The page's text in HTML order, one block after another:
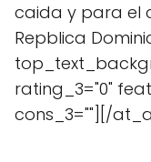
caida y para el
Repblica
rating_3="0"
cons_3=""][/